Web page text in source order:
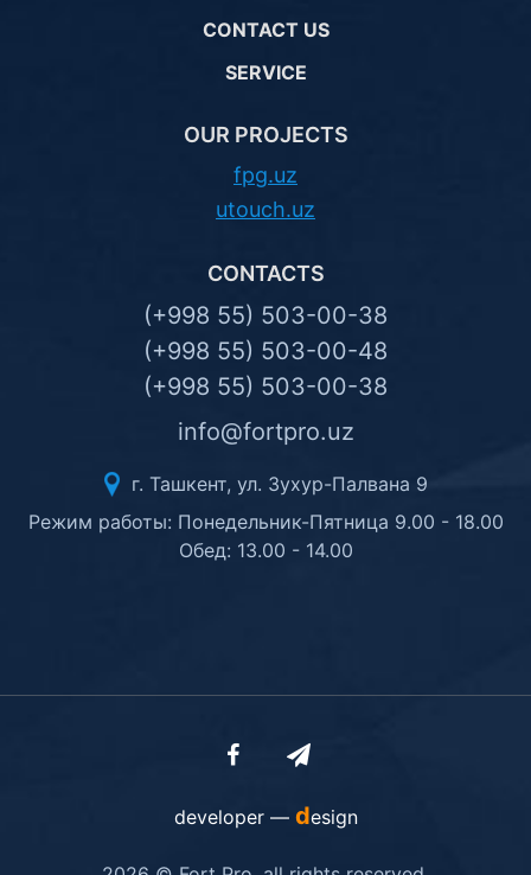
CONTACT US
SERVICE
OUR PROJECTS
fpg.uz
utouch.uz
CONTACTS
(+998 55) 503-00-38
(+998 55) 503-00-48
(+998 55) 503-00-38
info@fortpro.uz
г. Ташкент, ул. Зухур-Палвана 9
Режим работы: Понедельник-Пятница 9.00 - 18.00
Обед: 13.00 - 14.00
developer — design